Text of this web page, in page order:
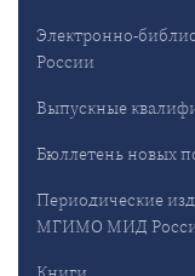
Электронно-
России
Выпускные
Бюллетень новых
Периодические
МГИМО МИД